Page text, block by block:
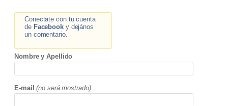
Conectate con tu cuenta
de Facebooky dejános
un comentario.
Nombre y Apellido
E-mail (no será mostrado)